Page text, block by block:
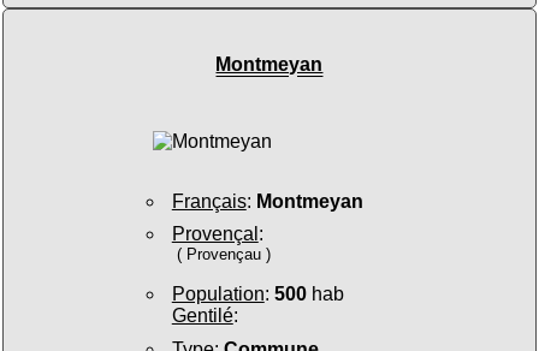
Montmeyan
Français: Montmeyan
Provençal :
( Provençau )
Population: 500hab
Gentilé: